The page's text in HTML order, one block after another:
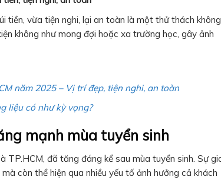
tiền, vừa tiện nghi, lại an toàn là một thử thách không
không như mong đợi hoặc xa trường học, gây ảnh
năm 2025 – Vị trí đẹp, tiện nghi, an toàn
liệu có như kỳ vọng?
mạnh mùa tuyển sinh
TP.HCM, đã tăng đáng kể sau mùa tuyển sinh. Sự
còn thể hiện qua nhiều yếu tố ảnh hưởng cả khách